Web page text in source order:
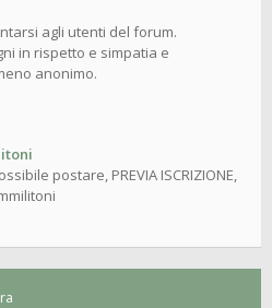
agli utenti del forum.
in rispetto e simpatia e
anonimo.
postare, PREVIA ISCRIZIONE,